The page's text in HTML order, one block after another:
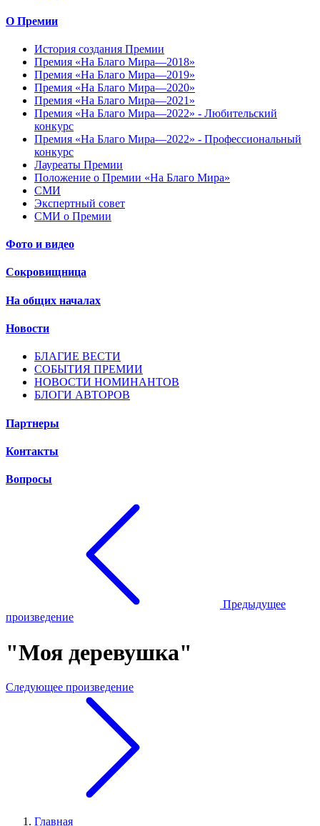
О Премии
История создания Премии
Премия «На Благо Мира—2018»
Премия «На Благо Мира—2019»
Премия «На Благо Мира—2020»
Премия «На Благо Мира—2021»
Премия «На Благо Мира—2022» - Любительский
конкурс
Премия «На Благо Мира—2022» - Профессиональный
конкурс
Лауреаты Премии
Положение о Премии «На Благо Мира»
СМИ
Экспертный совет
СМИ о Премии
Фото и видео
Сокровищница
На общих началах
Новости
БЛАГИЕ ВЕСТИ
СОБЫТИЯ ПРЕМИИ
НОВОСТИ НОМИНАНТОВ
БЛОГИ АВТОРОВ
Партнеры
Контакты
Вопросы
Предыдущее
произведение
"Моя деревушка"
Следующее произведение
Главная